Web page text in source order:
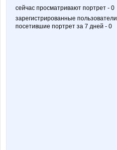
сейчас просматривают портрет - 0
зарегистрированные пользователи
посетившие портрет за 7 дней - 0